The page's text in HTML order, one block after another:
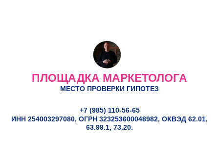
ПЛОЩАДКА МАРКЕТОЛОГА
МЕСТО ПРОВЕРКИ ГИПОТЕЗ
+7 (985) 110-56-65
ИНН 254003297080, ОГРН 323253600048982, ОКВЭД 62.01,
63.99.1, 73.20.